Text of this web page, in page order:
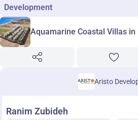
Development
Aquamarine Coastal Villas
Aristo
Ranim Zubideh